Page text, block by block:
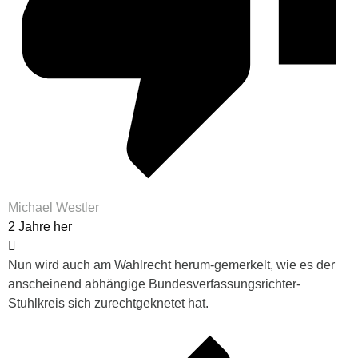
Michael Westler
2 Jahre her
Nun wird auch am Wahlrecht herum-gemerkelt, wie es der
anscheinend abhängige Bundesverfassungsrichter-
Stuhlkreis sich zurechtgeknetet hat.